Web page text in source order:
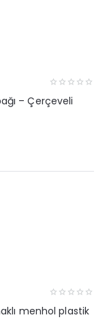
– Çerçeveli
menhol plastik